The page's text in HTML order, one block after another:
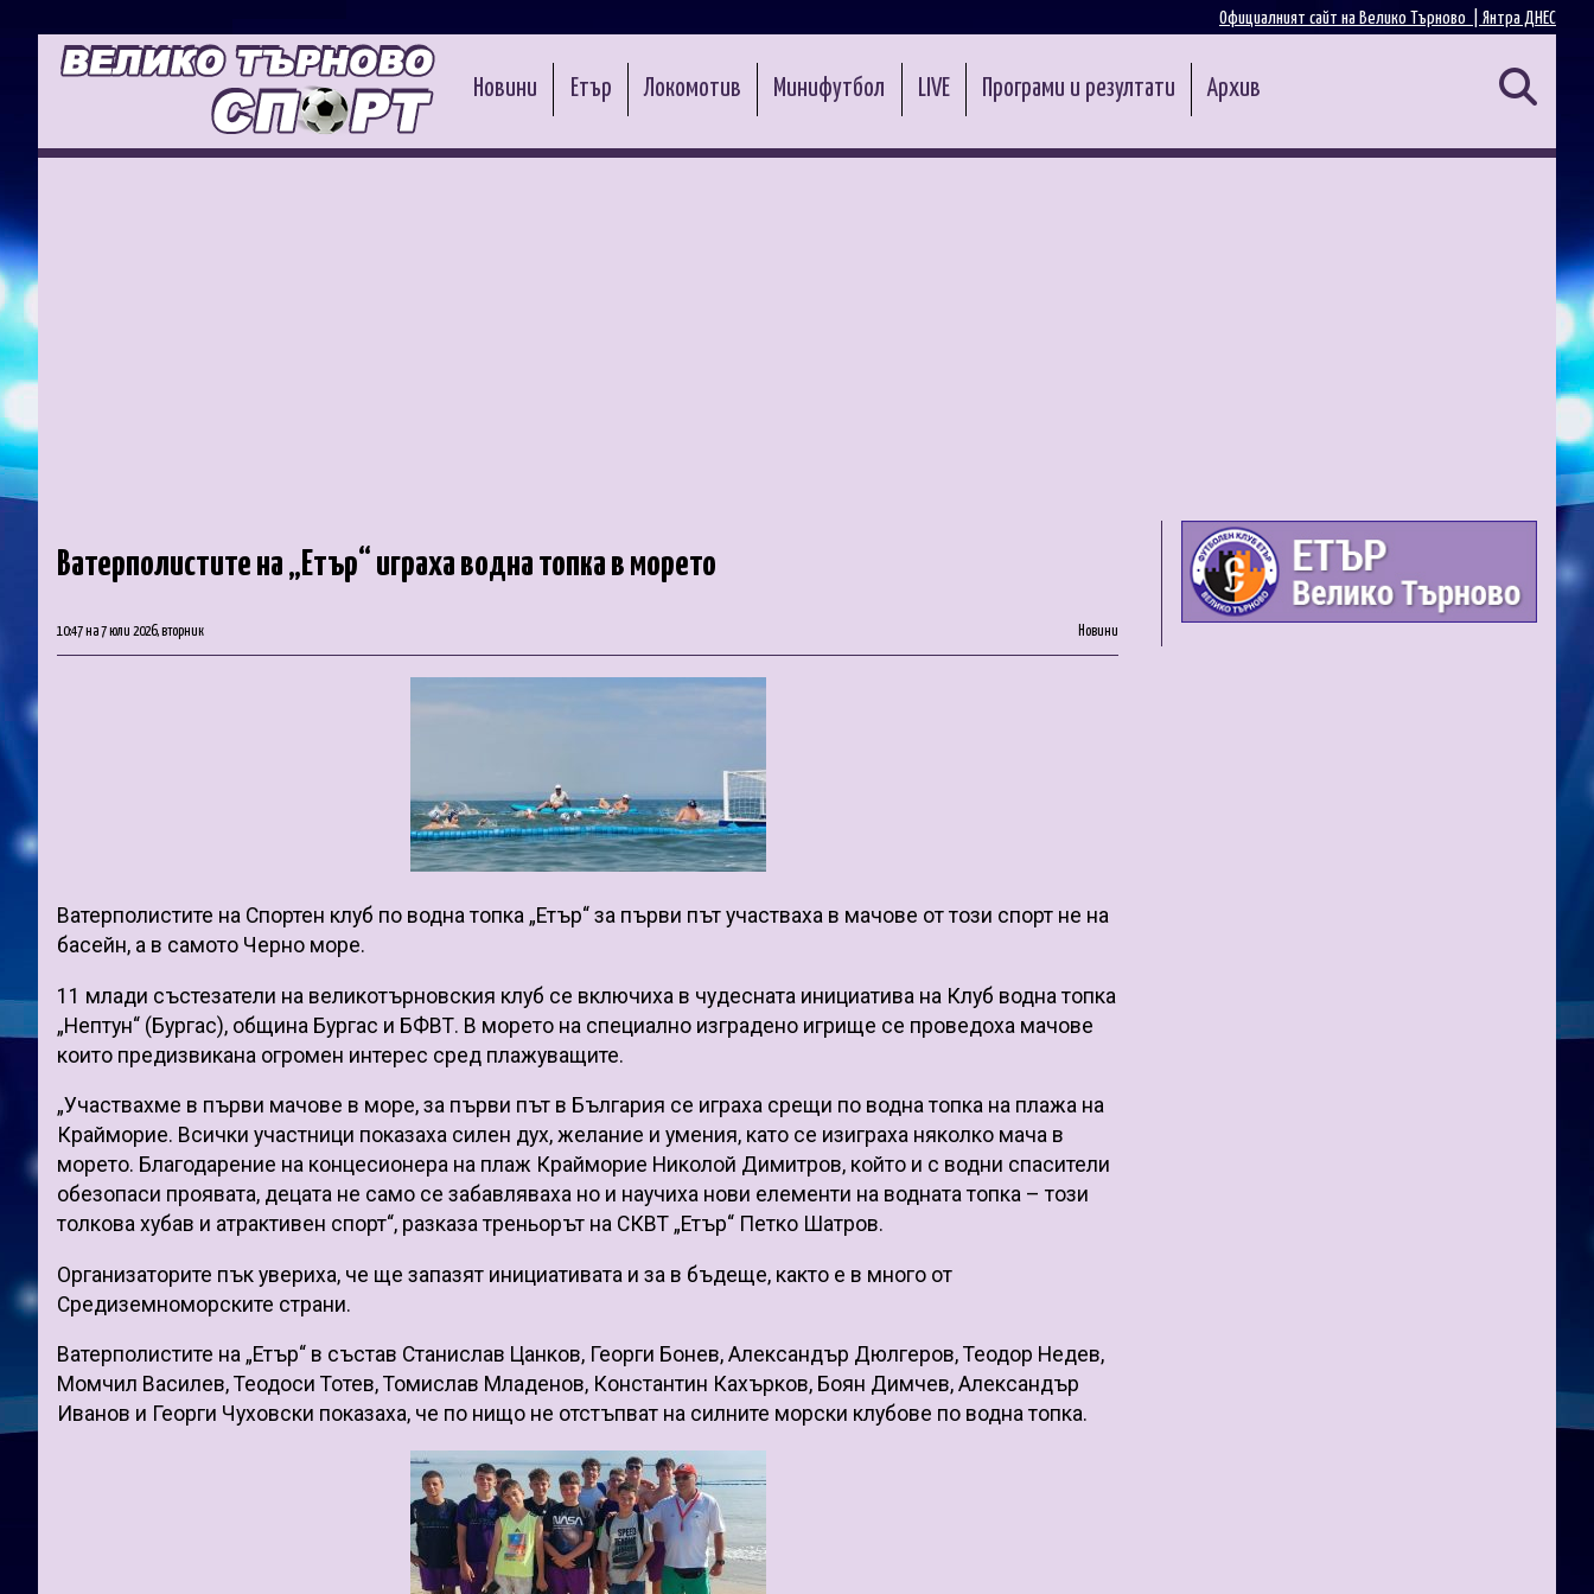
Янтра ДНЕС
Официалният сайт на Велико Търново |
Новини Етър Локомотив Минифутбол LIVE Програми и резултати Архив
Ватерполистите на „Етър“ играха водна топка в морето
10:47 на 7 юли 2026, вторник Новини
Ватерполистите на Спортен клуб по водна топка „Етър“ за първи път участваха в мачове от този спорт не на
басейн, а в самото Черно море.
11 млади състезатели на великотърновския клуб се включиха в чудесната инициатива на Клуб водна топка
„Нептун“ (Бургас), община Бургас и БФВТ. В морето на специално изградено игрище се проведоха мачове
които предизвикана огромен интерес сред плажуващите.
„Участвахме в първи мачове в море, за първи път в България се играха срещи по водна топка на плажа на
Крайморие. Всички участници показаха силен дух, желание и умения, като се изиграха няколко мача в
морето. Благодарение на концесионера на плаж Крайморие Николой Димитров, който и с водни спасители
обезопаси проявата, децата не само се забавляваха но и научиха нови елементи на водната топка – този
толкова хубав и атрактивен спорт“, разказа треньорът на СКВТ „Етър“ Петко Шатров.
Организаторите пък увериха, че ще запазят инициативата и за в бъдеще, както е в много от
Средиземноморските страни.
Ватерполистите на „Етър“ в състав Станислав Цанков, Георги Бонев, Александър Дюлгеров, Теодор Недев,
Момчил Василев, Теодоси Тотев, Томислав Младенов, Константин Кахърков, Боян Димчев, Александър
Иванов и Георги Чуховски показаха, че по нищо не отстъпват на силните морски клубове по водна топка.